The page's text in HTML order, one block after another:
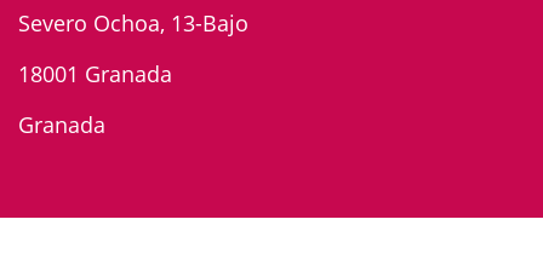
Severo Ochoa, 13-Bajo
18001 Granada
Granada